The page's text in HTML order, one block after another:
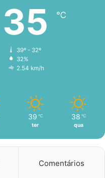
35 ℃
39º - 32º
32%
2.54 km/h
39 ℃
ter
38 ℃
qua
Comentários